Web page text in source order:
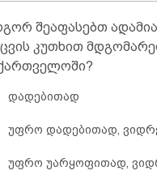
შეაფასებთ
კუთხით
დადებითად
უფრო დადებითად,
უფრო უარყოფითად,